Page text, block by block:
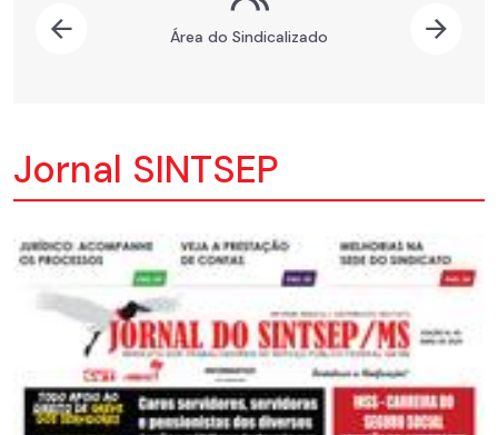
Área do Sindicalizado
Jornal SINTSEP